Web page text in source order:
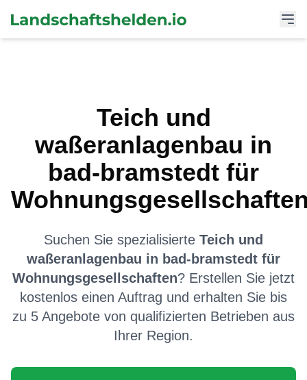
Teich und
waßeranlagenbau in
bad-bramstedt für
Suchen Sie spezialisierte Teich und
waßeranlagenbau in bad-bramstedt für
Wohnungsgesellschaften? Erstellen Sie jetzt
kostenlos einen Auftrag und erhalten Sie bis
zu 5 Angebote von qualifizierten Betrieben aus
Ihrer Region.